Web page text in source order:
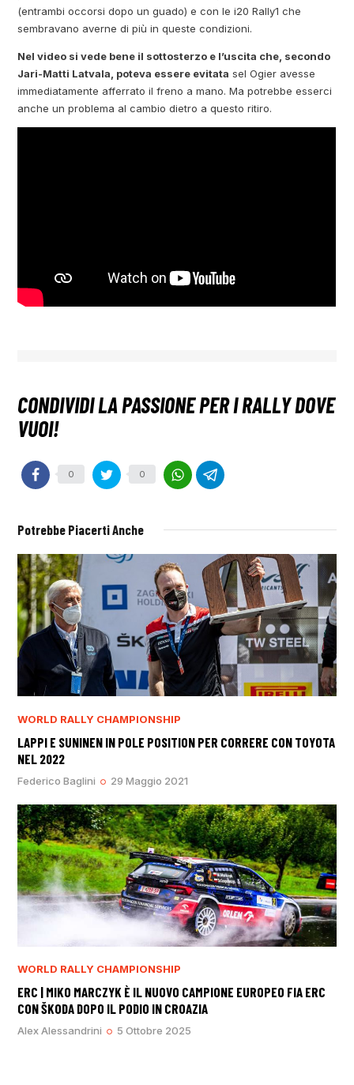
(entrambi occorsi dopo un guado) e con le i20 Rally1 che
sembravano averne di più in queste condizioni.
Nel video si vede bene il sottosterzo e l’uscita che, secondo
Jari-Matti Latvala, poteva essere evitata sel Ogier avesse
immediatamente afferrato il freno a mano. Ma potrebbe esserci
anche un problema al cambio dietro a questo ritiro.
0 0
Potrebbe Piacerti Anche
WORLD RALLY CHAMPIONSHIP
LAPPI E SUNINEN IN POLE POSITION PER CORRERE CON TOYOTA
NEL 2022
Federico Baglini 29 Maggio 2021
WORLD RALLY CHAMPIONSHIP
ERC | MIKO MARCZYK È IL NUOVO CAMPIONE EUROPEO FIA ERC
CON ŠKODA DOPO IL PODIO IN CROAZIA
Alex Alessandrini 5 Ottobre 2025